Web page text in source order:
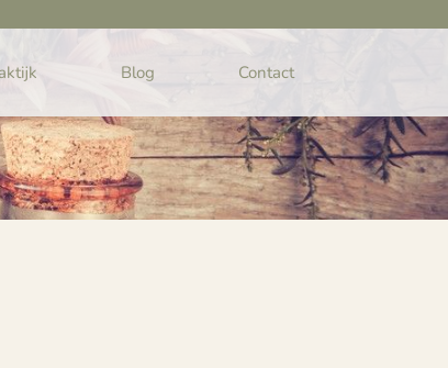
Blog Contact